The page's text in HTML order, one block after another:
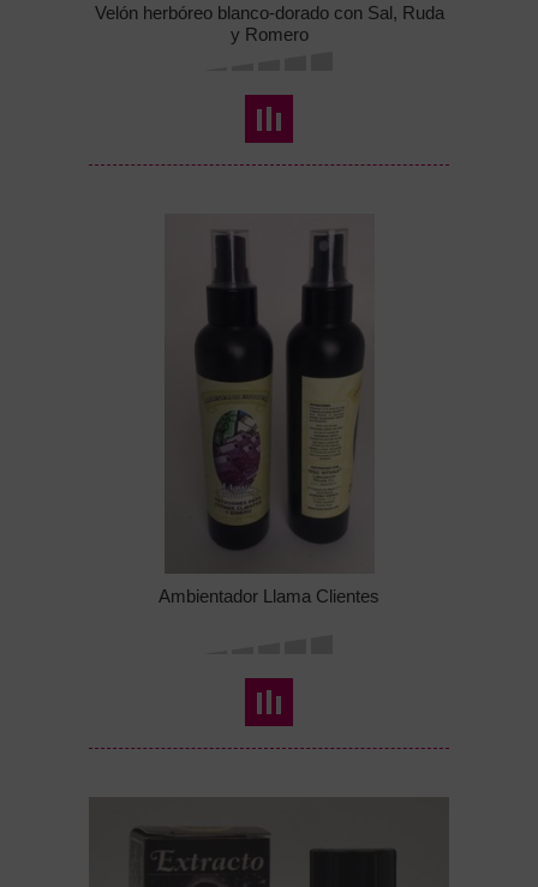
Velón herbóreo blanco-dorado con Sal, Ruda
y Romero
Ambientador Llama Clientes